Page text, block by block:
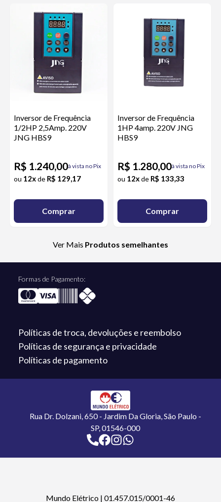
Inversor de Frequência
1/2HP 2,5Amp. 220V
JNG HBS9
R$ 1.240,00à vista no Pix
ou 12xde R$ 129,17
Comprar
Inversor de Frequência
1HP 4amp. 220V JNG
HBS9
R$ 1.280,00à vista no Pix
ou 12xde R$ 133,33
Comprar
Ver Mais Produtos semelhantes
Formas de Pagamento:
Políticas de troca, devoluções e reembolso
Políticas de segurança e privacidade
Políticas de pagamento
Rua Dr. Dolzani, 650 - Jardim Da Gloria, São Paulo -
SP, 01546-000
Mundo Elétrico | 01.457.015/0001-46